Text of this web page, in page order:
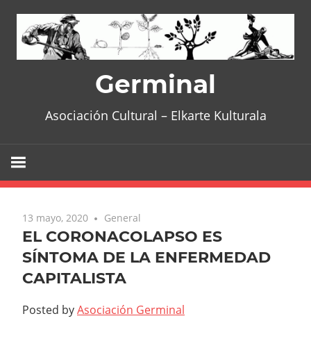
content
Germinal
Asociación Cultural – Elkarte Kulturala
13 mayo, 2020 General
EL CORONACOLAPSO ES
SÍNTOMA DE LA ENFERMEDAD
CAPITALISTA
Posted byAsociación Germinal